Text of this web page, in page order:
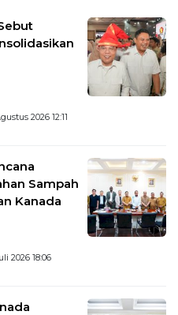
2026 12:11
Sampah
Kanada
2026 18:06